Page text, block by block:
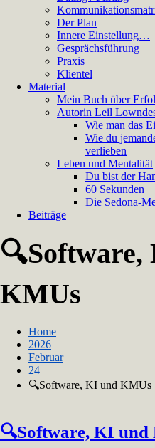
Der Plan
Innere Einstellung…
Gesprächsführung
Praxis
Klientel
Material
Mein Buch über
Autorin Leil
Wie man das
Wie du
verlieben
Leben und Mentalität
Du bist der
60 Sekunden
Die Sedona-
Beiträge
KMUs
Home
2026
Februar
24
🔍Software, KI und KMUs
🔍Software, KI und